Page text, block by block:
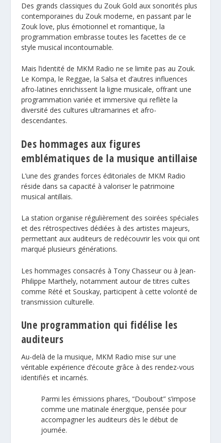
Des grands classiques du Zouk Gold aux sonorités plus
contemporaines du Zouk moderne, en passant par le
Zouk love, plus émotionnel et romantique, la
programmation embrasse toutes les facettes de ce
style musical incontournable.
Mais l’identité de MKM Radio ne se limite pas au Zouk.
Le Kompa, le Reggae, la Salsa et d’autres influences
afro-latines enrichissent la ligne musicale, offrant une
programmation variée et immersive qui reflète la
diversité des cultures ultramarines et afro-
descendantes.
Des hommages aux figures
emblématiques de la musique antillaise
L’une des grandes forces éditoriales de MKM Radio
réside dans sa capacité à valoriser le patrimoine
musical antillais.
La station organise régulièrement des soirées spéciales
et des rétrospectives dédiées à des artistes majeurs,
permettant aux auditeurs de redécouvrir les voix qui ont
marqué plusieurs générations.
Les hommages consacrés à Tony Chasseur ou à Jean-
Philippe Marthely, notamment autour de titres cultes
comme Rété et Souskay, participent à cette volonté de
transmission culturelle.
Une programmation qui fidélise les
auditeurs
Au-delà de la musique, MKM Radio mise sur une
véritable expérience d’écoute grâce à des rendez-vous
identifiés et incarnés.
Parmi les émissions phares, “Doubout” s’impose
comme une matinale énergique, pensée pour
accompagner les auditeurs dès le début de
journée.